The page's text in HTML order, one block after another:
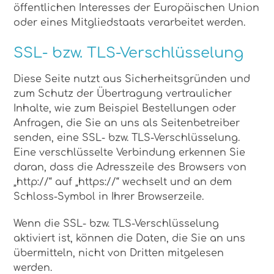
öffentlichen Interesses der Europäischen Union
oder eines Mitgliedstaats verarbeitet werden.
SSL- bzw. TLS-Verschlüsselung
Diese Seite nutzt aus Sicherheitsgründen und
zum Schutz der Übertragung vertraulicher
Inhalte, wie zum Beispiel Bestellungen oder
Anfragen, die Sie an uns als Seitenbetreiber
senden, eine SSL- bzw. TLS-Verschlüsselung.
Eine verschlüsselte Verbindung erkennen Sie
daran, dass die Adresszeile des Browsers von
„http://“ auf „https://“ wechselt und an dem
Schloss-Symbol in Ihrer Browserzeile.
Wenn die SSL- bzw. TLS-Verschlüsselung
aktiviert ist, können die Daten, die Sie an uns
übermitteln, nicht von Dritten mitgelesen
werden.